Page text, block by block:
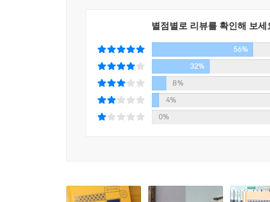
나는 주로 새벽 5시가 넘어서 잠든다. 따라서 새
-「내 방에서 살아남기」, 18쪽
모두가 잠든 시간에 잠들기가 힘들었던 시인은
읽은 책과 오래 전 읽은 책이 뒤섞여 새로운 ‘일
별점별로 리뷰를 확인해 보세
56%
32%
8%
4%
0%